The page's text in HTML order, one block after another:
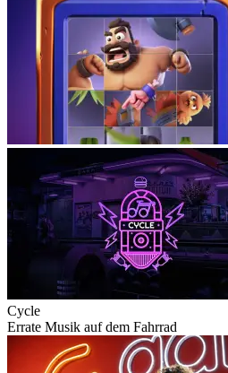
Cycle
Errate Musik auf dem Fahrrad